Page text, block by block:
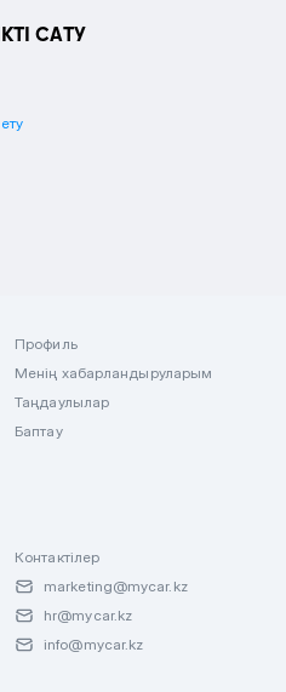
САТУ
Профиль
Менің хабарландыруларым
Таңдаулылар
Баптау
Контактілер
marketing@mycar.kz
hr@mycar.kz
info@mycar.kz